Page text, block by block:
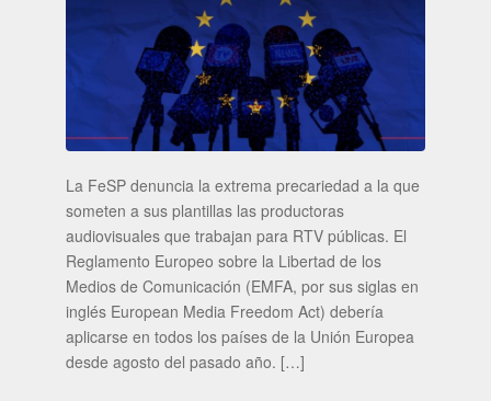
La FeSP denuncia la extrema precariedad a la que
someten a sus plantillas las productoras
audiovisuales que trabajan para RTV públicas. El
Reglamento Europeo sobre la Libertad de los
Medios de Comunicación (EMFA, por sus siglas en
inglés European Media Freedom Act) debería
aplicarse en todos los países de la Unión Europea
desde agosto del pasado año. […]